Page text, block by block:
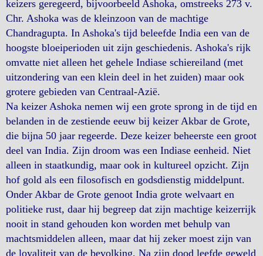
keizers geregeerd, bijvoorbeeld Ashoka, omstreeks 273 v.
Chr. Ashoka was de kleinzoon van de machtige
Chandragupta. In Ashoka's tijd beleefde India een van de
hoogste bloeiperioden uit zijn geschiedenis. Ashoka's rijk
omvatte niet alleen het gehele Indiase schiereiland (met
uitzondering van een klein deel in het zuiden) maar ook
grotere gebieden van Centraal-Azië.
Na keizer Ashoka nemen wij een grote sprong in de tijd en
belanden in de zestiende eeuw bij keizer Akbar de Grote,
die bijna 50 jaar regeerde. Deze keizer beheerste een groot
deel van India. Zijn droom was een Indiase eenheid. Niet
alleen in staatkundig, maar ook in kultureel opzicht. Zijn
hof gold als een filosofisch en godsdienstig middelpunt.
Onder Akbar de Grote genoot India grote welvaart en
politieke rust, daar hij begreep dat zijn machtige keizerrijk
nooit in stand gehouden kon worden met behulp van
machtsmiddelen alleen, maar dat hij zeker moest zijn van
de loyaliteit van de bevolking. Na zijn dood leefde geweld